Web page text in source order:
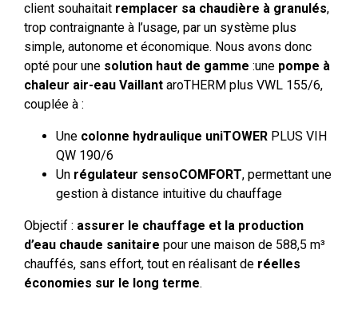
client souhaitait remplacer sa chaudière à granulés,
trop contraignante à l’usage, par un système plus
simple, autonome et économique. Nous avons donc
opté pour une solution haut de gamme :unepompe à
chaleur air-eau VaillantaroTHERM plus VWL 155/6,
couplée à :
Une colonne hydraulique uniTOWERPLUS VIH
QW 190/6
Un régulateur sensoCOMFORT, permettant une
gestion à distance intuitive du chauffage
Objectif : assurer le chauffage et la production
d’eau chaude sanitaire pour une maison de 588,5 m³
chauffés, sans effort, tout en réalisant de réelles
économies sur le long terme.